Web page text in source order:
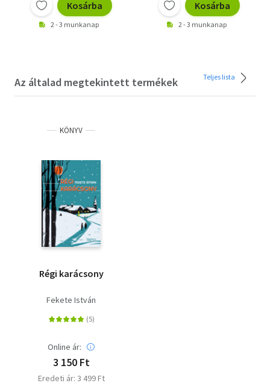
Kosárba
2 - 3 munkanap
Kosárba
2 - 3 munkanap
Az általad megtekintett termékek Teljes lista
KÖNYV
Régi karácsony
Fekete István
Online ár:
3 150 Ft
Eredeti ár: 3 499 Ft